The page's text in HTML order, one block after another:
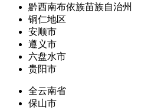
黔西南布依族苗族自治州
铜仁地区
安顺市
遵义市
六盘水市
贵阳市
全云南省
保山市